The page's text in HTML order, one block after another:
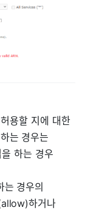
용할 지에 대한
는 경우는
하는 경우
경우의
하거나